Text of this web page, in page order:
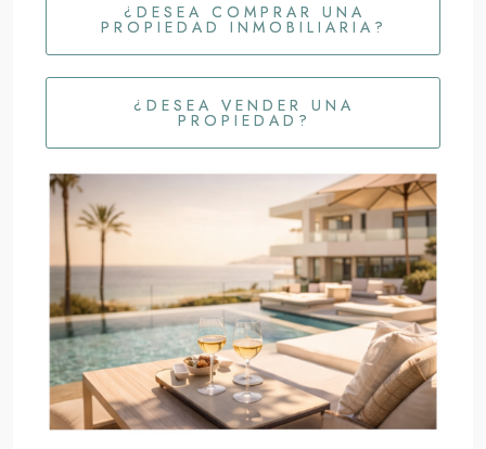
¿DESEA COMPRAR UNA
PROPIEDAD INMOBILIARIA?
¿DESEA VENDER UNA
PROPIEDAD?